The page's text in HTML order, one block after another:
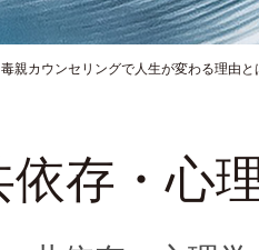
毒親カウンセリングで人生が変わる理由
依存・心